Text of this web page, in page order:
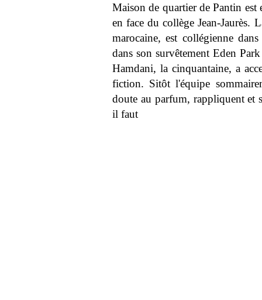
Maison de quartier de Pantin
en face du collège Jean-Jaurès.
marocaine, est collégienne
dans son survêtement Eden
Hamdani, la cinquantaine, a
fiction. Sitôt l'équipe
doute au parfum, rappliquent et
il faut